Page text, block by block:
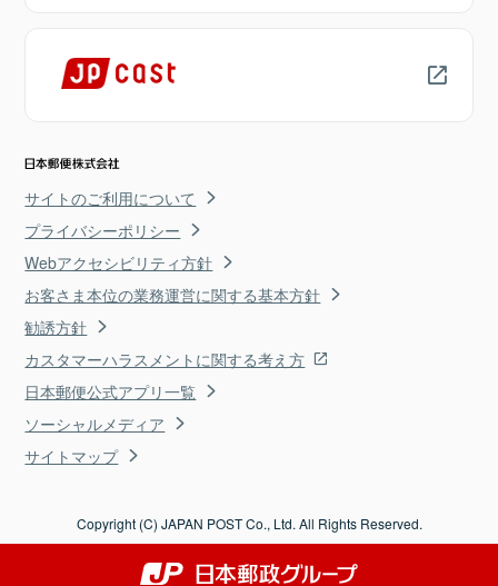
サイトのご利用について
プライバシーポリシー
Webアクセシビリティ方針
お客さま本位の業務運営に関する基本方針
勧誘方針
カスタマーハラスメントに関する考え方
日本郵便公式アプリ一覧
ソーシャルメディア
サイトマップ
Copyright (C) JAPAN POST Co., Ltd. All Rights Reserved.